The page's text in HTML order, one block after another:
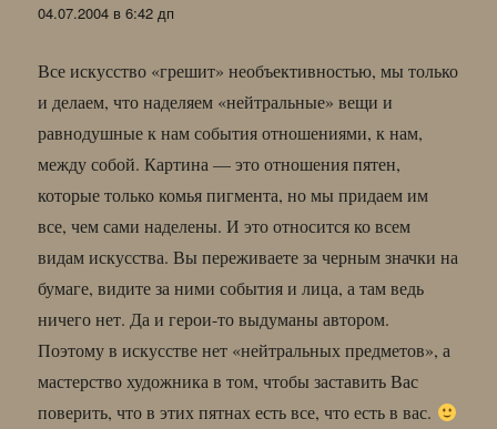
04.07.2004 в 6:42 дп
Все искусство «грешит» необъективностью, мы только
и делаем, что наделяем «нейтральные» вещи и
равнодушные к нам события отношениями, к нам,
между собой. Картина — это отношения пятен,
которые только комья пигмента, но мы придаем им
все, чем сами наделены. И это относится ко всем
видам искусства. Вы переживаете за черным значки на
бумаге, видите за ними события и лица, а там ведь
ничего нет. Да и герои-то выдуманы автором.
Поэтому в искусстве нет «нейтральных предметов», а
мастерство художника в том, чтобы заставить Вас
поверить, что в этих пятнах есть все, что есть в вас.